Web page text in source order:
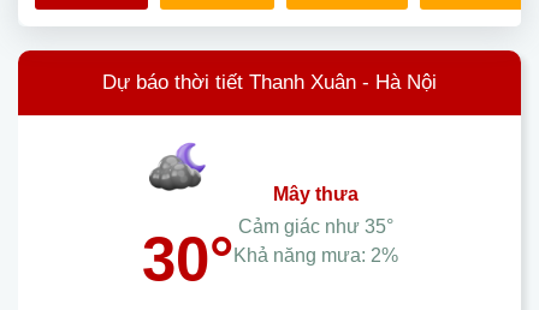
Dự báo thời tiết Thanh Xuân - Hà Nội
30°
mây thưa
Cảm giác như 35°
Khả năng mưa: 2%